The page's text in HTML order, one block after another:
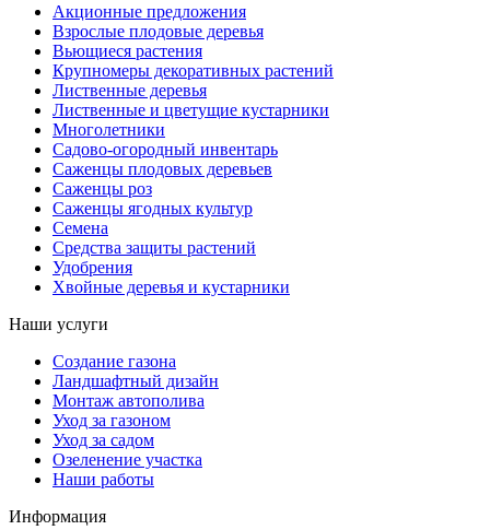
Акционные предложения
Взрослые плодовые деревья
Вьющиеся растения
Крупномеры декоративных растений
Лиственные деревья
Лиственные и цветущие кустарники
Многолетники
Садово-огородный инвентарь
Саженцы плодовых деревьев
Саженцы роз
Саженцы ягодных культур
Семена
Средства защиты растений
Удобрения
Хвойные деревья и кустарники
Наши услуги
Создание газона
Ландшафтный дизайн
Монтаж автополива
Уход за газоном
Уход за садом
Озеленение участка
Наши работы
Информация